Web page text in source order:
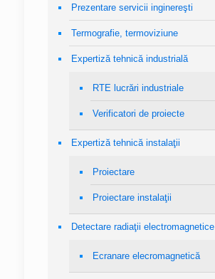
Prezentare servicii inginereşti
Termografie, termoviziune
Expertiză tehnică industrială
RTE lucrări industriale
Verificatori de proiecte
Expertiză tehnică instalaţii
Proiectare
Proiectare instalaţii
Detectare radiaţii electromagnetice
Ecranare elecromagnetică